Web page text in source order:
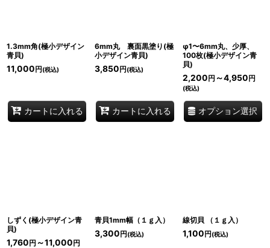
1.3mm角(極小デザイン
青貝)
11,000円(税込)
カートに入れる
6mm丸 裏面黒塗り(極
小デザイン青貝)
3,850円(税込)
カートに入れる
φ1〜6mm丸、少厚、
100枚(極小デザイン青
貝)
2,200円 ～4,950円
(税込)
オプション選択
しずく(極小デザイン青
貝)
1,760円 ～11,000円
青貝1mm幅（１ｇ入）
3,300円(税込)
線切貝 （１ｇ入）
1,100円(税込)